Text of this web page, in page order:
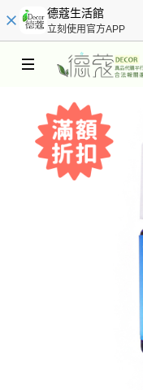
德蔻生活館
立刻使用官方APP